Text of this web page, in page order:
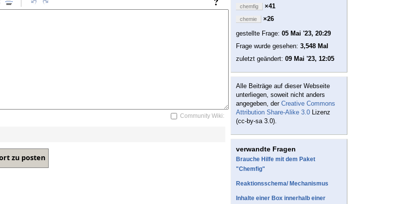
Community Wiki:
chemfig ×41
chemie
×26
gestellte Frage: 05 Mai '23, 20:29
Frage wurde gesehen: 3,548 Mal
zuletzt geändert: 09 Mai '23, 12:05
Alle Beiträge auf dieser Webseite
unterliegen, soweit nicht anders
angegeben, der Creative Commons
Attribution Share-Alike 3.0 Lizenz
(cc-by-sa 3.0).
verwandte Fragen
Brauche Hilfe mit dem Paket
"Chemfig"
Reaktionsschema/ Mechanismus
Inhalte einer Box innerhalb einer